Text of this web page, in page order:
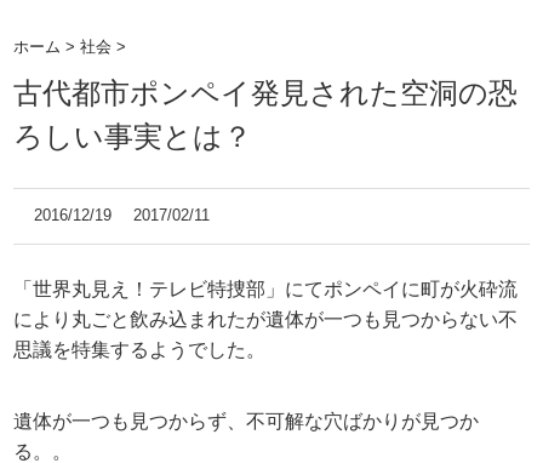
ホーム >社会 >
古代都市ポンペイ発見された空洞の恐
ろしい事実とは？
2016/12/19 2017/02/11
「世界丸見え！テレビ特捜部」にてポンペイに町が火砕流
により丸ごと飲み込まれたが遺体が一つも見つからない不
思議を特集するようでした。
遺体が一つも見つからず、不可解な穴ばかりが見つか
る。。